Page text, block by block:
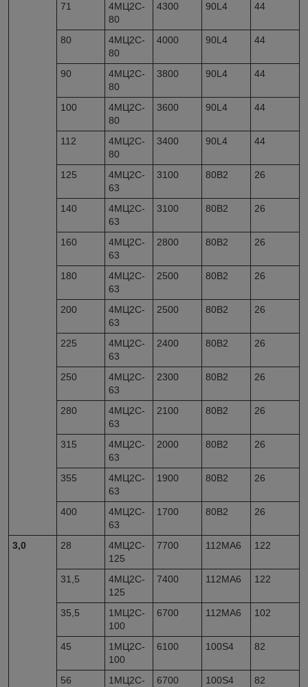
71
4МЦ2С-
80
4300 90L4 44
80
4МЦ2С-
80
4000 90L4 44
90
4МЦ2С-
80
3800 90L4 44
100
4МЦ2С-
80
3600 90L4 44
112
4МЦ2С-
80
3400 90L4 44
125
4МЦ2С-
63
3100 80B2 26
140
4МЦ2С-
63
3100 80B2 26
160
4МЦ2С-
63
2800 80B2 26
180
4МЦ2С-
63
2500 80B2 26
200
4МЦ2С-
63
2500 80B2 26
225
4МЦ2С-
63
2400 80B2 26
250
4МЦ2С-
63
2300 80B2 26
280
4МЦ2С-
63
2100 80B2 26
315
4МЦ2С-
63
2000 80B2 26
355
4МЦ2С-
63
1900 80B2 26
400
4МЦ2С-
63
1700 80B2 26
3,0 28
4МЦ2С-
125
7700 112MA6 122
31,5
4МЦ2С-
125
7400 112MA6 122
35,5
1МЦ2С-
100
6700 112MA6 102
45
1МЦ2С-
100
6100 100S4 82
56
1МЦ2С-
6700 100S4 82